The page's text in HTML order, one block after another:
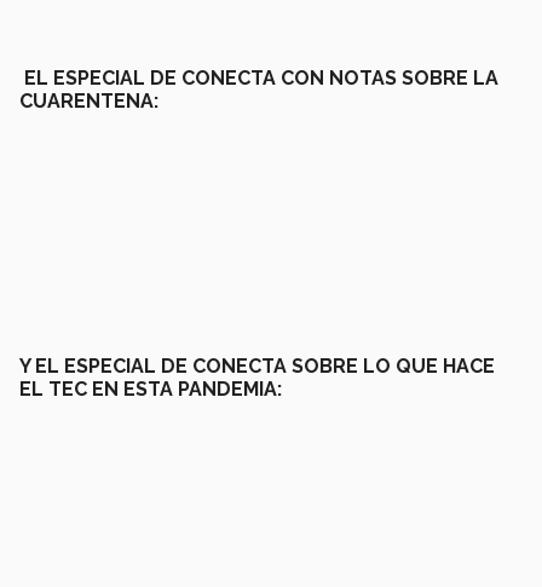
EL ESPECIAL DE CONECTA CON NOTAS SOBRE LA
CUARENTENA:
Y EL ESPECIAL DE CONECTA SOBRE LO QUE HACE
EL TEC EN ESTA PANDEMIA: